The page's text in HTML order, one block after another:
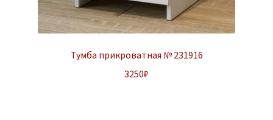
Тумба прикроватная № 231916
3250₽